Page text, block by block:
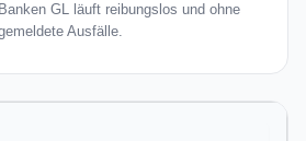
GL läuft reibungslos und ohne
Ausfälle.